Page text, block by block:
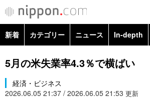
カテゴリー
新着 カテゴリー ニュース In-depth
政治・外交
経済・ビジネス
5月の米失業率4.3％で横ばい
経済・ビジネス
2026.06.05 21:37 / 2026.06.05 21:53 更新